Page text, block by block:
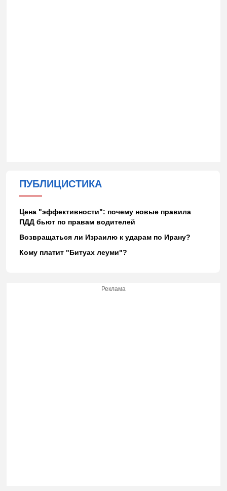
ПУБЛИЦИСТИКА
Цена "эффективности": почему новые правила
ПДД бьют по правам водителей
Возвращаться ли Израилю к ударам по Ирану?
Кому платит "Битуах леуми"?
Реклама